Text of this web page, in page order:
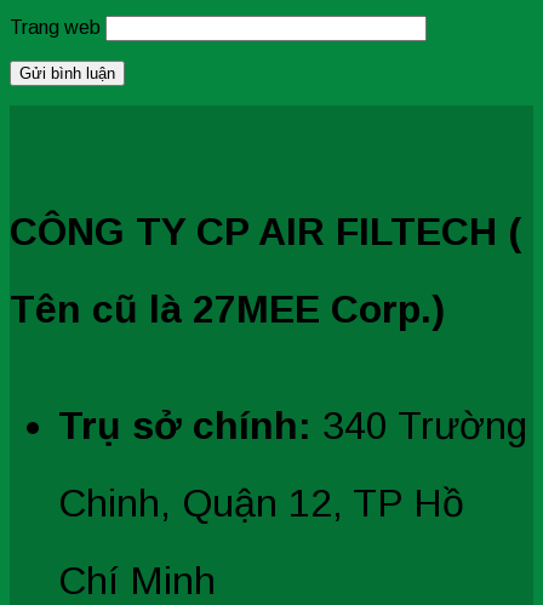
Trang web
CÔNG TY CP AIR FILTECH (
Tên cũ là 27MEE Corp.)
Trụ sở chính: 340 Trường
Chinh, Quận 12, TP Hồ
Chí Minh